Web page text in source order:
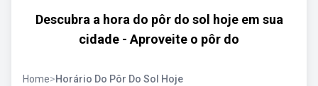
Descubra a hora do pôr do sol hoje em sua
cidade - Aproveite o pôr do
Home>Horário Do Pôr Do Sol Hoje